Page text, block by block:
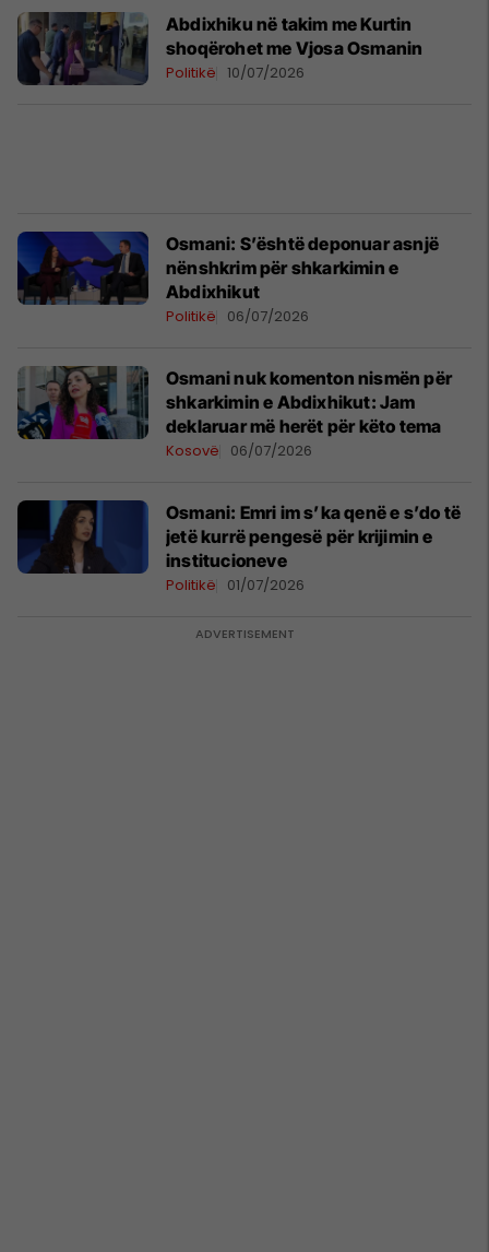
Abdixhiku në takim me Kurtin
shoqërohet me Vjosa Osmanin
Politikë 10/07/2026
​Osmani: S’është deponuar asnjë
nënshkrim për shkarkimin e
Abdixhikut
Politikë 06/07/2026
Osmani nuk komenton nismën për
shkarkimin e Abdixhikut: Jam
deklaruar më herët për këto tema
Kosovë 06/07/2026
Osmani: Emri im s’ka qenë e s’do të
jetë kurrë pengesë për krijimin e
institucioneve
Politikë 01/07/2026